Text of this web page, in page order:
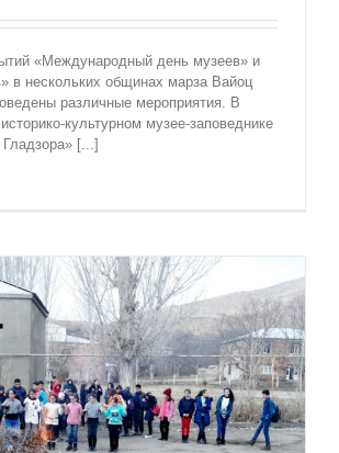
«Международный день музеев» и
в нескольких общинах марза Вайоц
различные мероприятия. В
культурном музее-заповеднике
Гладзора» [...]